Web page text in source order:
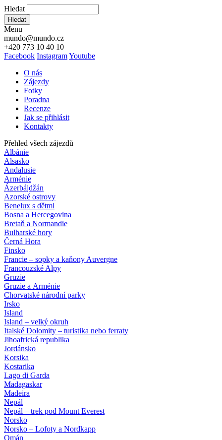
Hledat
Hledat
Menu
mundo@mundo.cz
+420 773 10 40 10
Facebook InstagramYoutube
O nás
Zájezdy
Fotky
Poradna
Recenze
Jak se přihlásit
Kontakty
Přehled všech zájezdů
Albánie
Alsasko
Andalusie
Arménie
Ázerbájdžán
Azorské ostrovy
Benelux s dětmi
Bosna a Hercegovina
Bretaň a Normandie
Bulharské hory
Černá Hora
Finsko
Francie – sopky a kaňony Auvergne
Francouzské Alpy
Gruzie
Gruzie a Arménie
Chorvatské národní parky
Irsko
Island
Island – velký okruh
Italské Dolomity – turistika nebo ferraty
Jihoafrická republika
Jordánsko
Korsika
Kostarika
Lago di Garda
Madagaskar
Madeira
Nepál
Nepál – trek pod Mount Everest
Norsko
Norsko – Lofoty a Nordkapp
Omán